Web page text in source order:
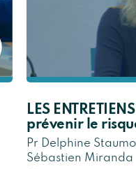
LES
prévenir le
Pr Delphine
Sébastien Miranda